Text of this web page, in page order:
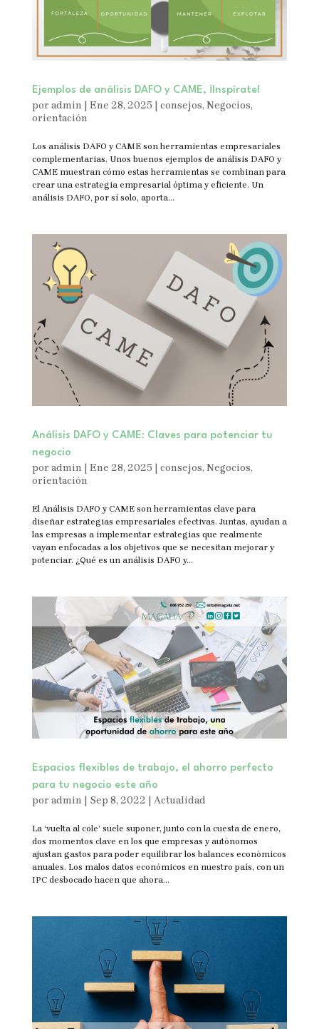
Ejemplos de análisis DAFO y CAME, ¡Inspírate!
por admin | Ene 28, 2025 | consejos, Negocios,
orientación
Los análisis DAFO y CAME son herramientas empresariales
complementarias. Unos buenos ejemplos de análisis DAFO y
CAME muestran cómo estas herramientas se combinan para
crear una estrategia empresarial óptima y eficiente. Un
análisis DAFO, por sí solo, aporta...
Análisis DAFO y CAME: Claves para potenciar tu
negocio
por admin | Ene 28, 2025 | consejos, Negocios,
orientación
El Análisis DAFO y CAME son herramientas clave para
diseñar estrategias empresariales efectivas. Juntas, ayudan a
las empresas a implementar estrategias que realmente
vayan enfocadas a los objetivos que se necesitan mejorar y
potenciar. ¿Qué es un análisis DAFO y...
Espacios flexibles de trabajo, el ahorro perfecto
para tu negocio este año
por admin | Sep 8, 2022 | Actualidad
La ‘vuelta al cole’ suele suponer, junto con la cuesta de enero,
dos momentos clave en los que empresas y autónomos
ajustan gastos para poder equilibrar los balances económicos
anuales. Los malos datos económicos en nuestro país, con un
IPC desbocado hacen que ahora...